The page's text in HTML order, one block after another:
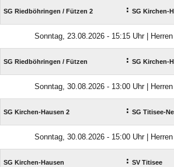
SG Riedböhringen /​ Fützen 2 : SG Kirchen-
Sonntag, 23.08.2026 - 15:15 Uhr |
SG Riedböhringen /​ Fützen : SG Kirchen-
Sonntag, 30.08.2026 - 13:00 Uhr |
SG Kirchen-Hausen 2 : SG Titisee-
Sonntag, 30.08.2026 - 15:00 Uhr |
SG Kirchen-Hausen : SV Titisee